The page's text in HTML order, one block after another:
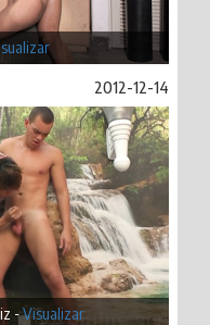
2012-12-14
-Visualizar